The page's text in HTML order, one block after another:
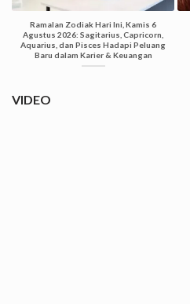
Ramalan Zodiak Hari Ini, Kamis 6
Agustus 2026: Sagitarius, Capricorn,
Aquarius, dan Pisces Hadapi Peluang
Baru dalam Karier & Keuangan
VIDEO